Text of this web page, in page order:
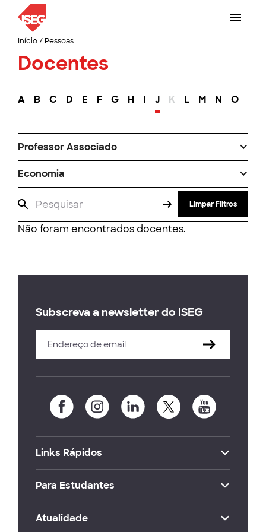
Início/ Pessoas
Docentes
A B C D E F G H I J K L M N O
Professor Associado
Economia
Limpar Filtros
Não foram encontrados docentes.
Subscreva a newsletter do ISEG
Links Rápidos
Para Estudantes
Atualidade